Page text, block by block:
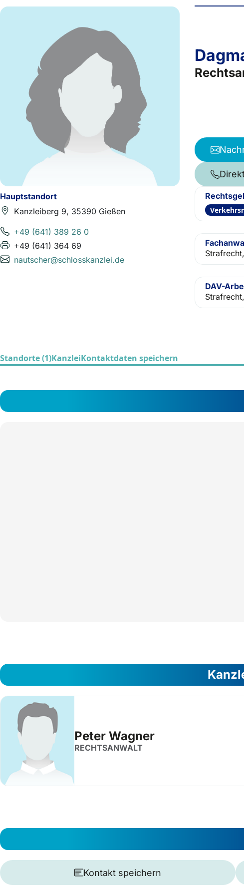
Hauptstandort
Kanzleiberg 9, 35390 Gießen
+49 (641) 389 26 0
+49 (641) 364 69
nautscher@schlosskanzlei.de
DAV-
Standorte (1)KanzleiKontaktdaten speichern
Peter Wagner
RECHTSANWALT
Kontakt speichern